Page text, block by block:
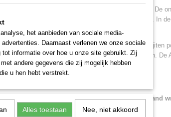
Het Japanse woord Tonbō betekent libelle. De
vorm te geven. Zo ontstond de merknaam Tombow. In
…. staat voor duurzaam ondernemen.
kleurpotlood en de ABT Dual Brush Pen. Het Irojiten
die graag met veel lagen over elkaar werken. De
manufactures high-quality and reliable drawing and
het aanbieden van sociale media-
Daarnaast verlenen we onze sociale
informatie over hoe u onze site gebruikt. Zij
andere gegevens die zij mogelijk hebben
u hen hebt verstrekt.
Alles toestaan Nee, niet akkoord